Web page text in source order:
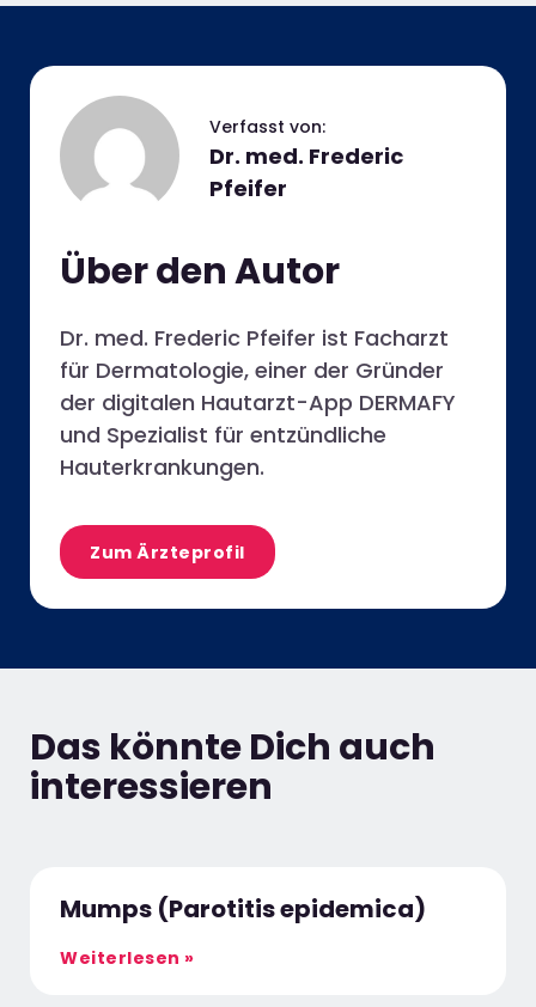
Dr. med. Frederic
Pfeifer
Über den Autor
Dr. med. Frederic Pfeifer ist Facharzt
für Dermatologie, einer der Gründer
der digitalen Hautarzt-App DERMAFY
und Spezialist für entzündliche
Hauterkrankungen.
Zum Ärzteprofil
Das könnte Dich auch
interessieren
Mumps (Parotitis epidemica)
Weiterlesen »